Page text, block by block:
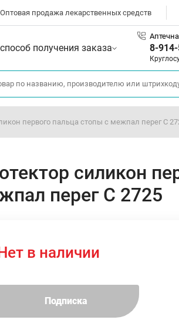
Оптовая продажа лекарственных средств
получения заказа 8-
первого пальца стопы с межпал перег С
силикон
перег С 2725
в наличии
Подписка